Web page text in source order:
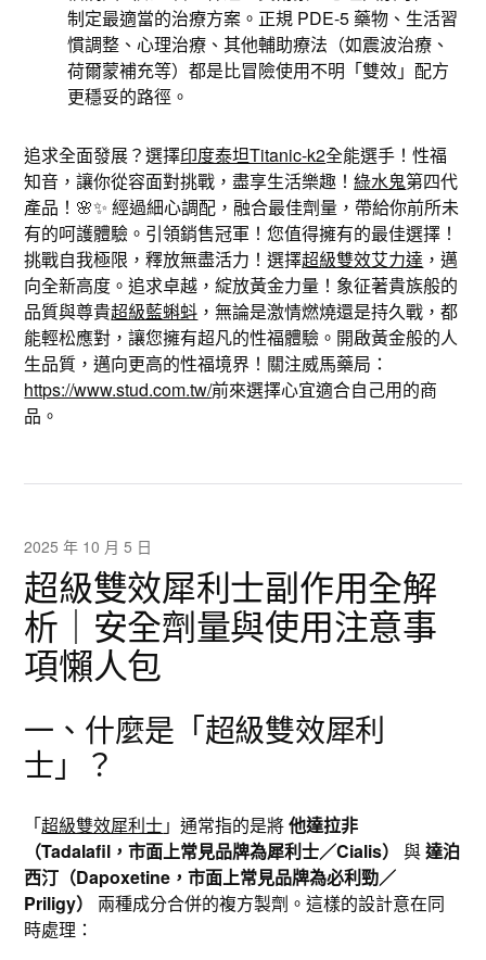
制定最適當的治療方案。正規 PDE-5 藥物、生活習
慣調整、心理治療、其他輔助療法（如震波治療、
荷爾蒙補充等）都是比冒險使用不明「雙效」配方
更穩妥的路徑。
追求全面發展？選擇印度泰坦Titanic-k2全能選手！性福
知音，讓你從容面對挑戰，盡享生活樂趣！綠水鬼第四代
產品！🌸✨ 經過細心調配，融合最佳劑量，帶給你前所未
有的呵護體驗。引領銷售冠軍！您值得擁有的最佳選擇！
挑戰自我極限，釋放無盡活力！選擇超級雙效艾力達 ，邁
向全新高度。追求卓越，綻放黃金力量！象征著貴族般的
品質與尊貴超級藍蝌蚪 ，無論是激情燃燒還是持久戰，都
能輕松應對，讓您擁有超凡的性福體驗。開啟黃金般的人
生品質，邁向更高的性福境界！關注威馬藥局：
https://www.stud.com.tw/前來選擇心宜適合自己用的商
品。
2025 年 10 月 5 日
超級雙效犀利士副作用全解
析｜安全劑量與使用注意事
項懶人包
一、什麼是「超級雙效犀利
士」？
「超級雙效犀利士」通常指的是將他達拉非
（Tadalafil，市面上常見品牌為犀利士／Cialis）
與達泊
西汀（Dapoxetine，市面上常見品牌為必利勁／
Priligy）
兩種成分合併的複方製劑。這樣的設計意在同
時處理：